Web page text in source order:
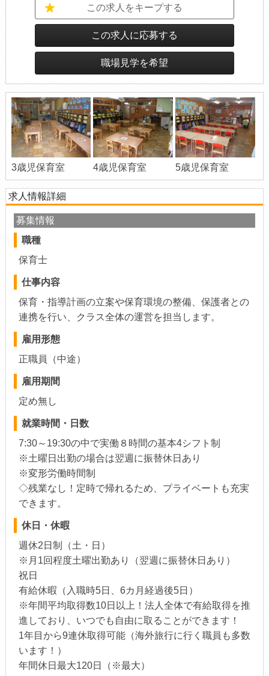
この求人をキープする
この求人に応募する
職場見学を希望
3歳児保育室 4歳児保育室 5歳児保育室
求人情報詳細
募集情報
職種
保育士
仕事内容
保育・指導計画の立案や保育環境の整備、保護者との
連携を行い、クラス全体の運営を担当します。
雇用形態
正職員（中途）
雇用期間
定め無し
就業時間・日数
7:30～19:30の中で実働８時間の基本4シフト制
※土曜日出勤の場合は翌週に振替休日あり
※変形労働時間制
◇残業なし！定時で帰れるため、プライベートも充実
できます。
休日・休暇
週休2日制（土・日）
※月1回程度土曜出勤あり（翌週に振替休日あり）
祝日
有給休暇（入職時5日、6カ月経過後5日）
※年間平均取得数10日以上！法人全体で有給取得を推
進しており、いつでも自由に取ることができます！
1年目から9連休取得可能（海外旅行に行く職員も多数
います！）
年間休日最大120日（※最大）